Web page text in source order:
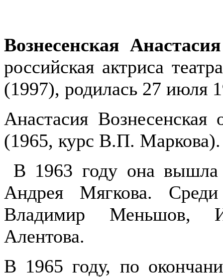
Вознесенская
российская актриса
(1997), родилась 27 июля
Анастасия
(1965, курс В.П. Маркова).
В 1963 году она вышла
Андрея Мягкова.
Владимир Меньшов,
Алентова.
В 1965 году, по